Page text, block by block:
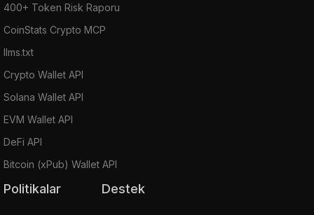
400+ Token Risk Raporu
CoinStats Crypto MCP
llms.txt
Crypto Wallet API
Solana Wallet API
EVM Wallet API
DeFi API
Bitcoin (xPub) Wallet API
Politikalar Destek